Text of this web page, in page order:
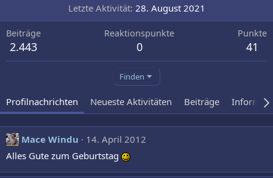
Letzte Aktivität 28. August 2021
Beiträge
2.443
Reaktionspunkte
0
Punkte
41
Finden
Profilnachrichten Neueste Aktivitäten Beiträge
Mace Windu
14. April 2012
Alles Gute zum Geburtstag